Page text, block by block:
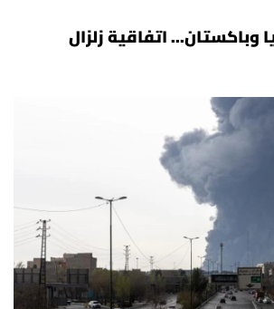
وباكستان... اتفاقية زلزال